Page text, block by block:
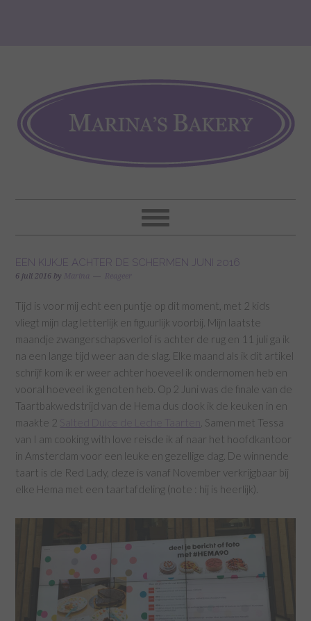
EEN KIJKJE ACHTER DE SCHERMEN JUNI 2016
6 juli 2016 by Marina Reageer
Tijd is voor mij echt een puntje op dit moment, met 2 kids
vliegt mijn dag letterlijk en figuurlijk voorbij. Mijn laatste
maandje zwangerschapsverlof is achter de rug en 11 juli ga ik
na een lange tijd weer aan de slag. Elke maand als ik dit artikel
schrijf kom ik er weer achter hoeveel ik ondernomen heb en
vooral hoeveel ik genoten heb. Op 2 Juni was de finale van de
Taartbakwedstrijd van de Hema dus dook ik de keuken in en
maakte 2
. Samen met Tessa
van I am cooking with love reisde ik af naar het hoofdkantoor
in Amsterdam voor een leuke en gezellige dag. De winnende
taart is de Red Lady, deze is vanaf November verkrijgbaar bij
elke Hema met een taartafdeling (note : hij is heerlijk).